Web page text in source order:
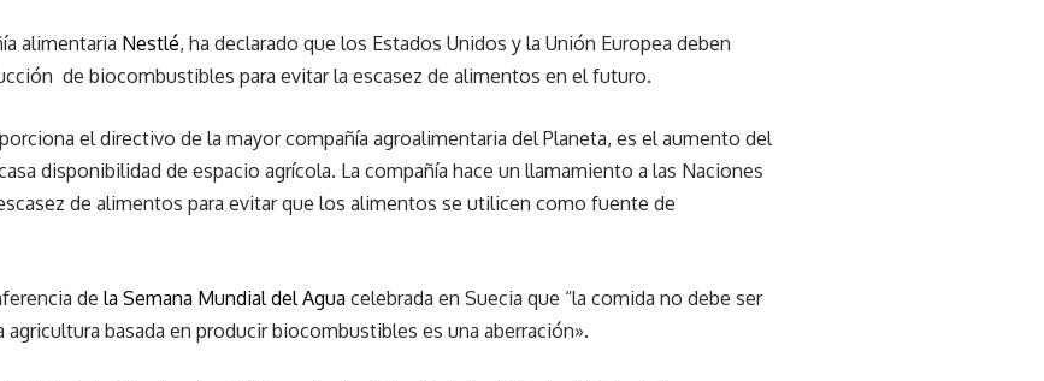
alimentaria Nestlé, ha declarado que los Estados Unidos y la Unión Europea deben
de biocombustibles para evitar la escasez de alimentos en el futuro.
el directivo de la mayor compañía agroalimentaria del Planeta, es el aumento del
disponibilidad de espacio agrícola. La compañía hace un llamamiento a las Naciones
de alimentos para evitar que los alimentos se utilicen como fuente de
de la Semana Mundial del Agua celebrada en Suecia que “la comida no debe ser
basada en producir biocombustibles es una aberración».